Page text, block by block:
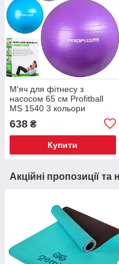
М'яч для фітнесу з
насосом 65 см Profitball
MS 1540 3 кольори
638 ₴
Купити
Акційні пропозиції та